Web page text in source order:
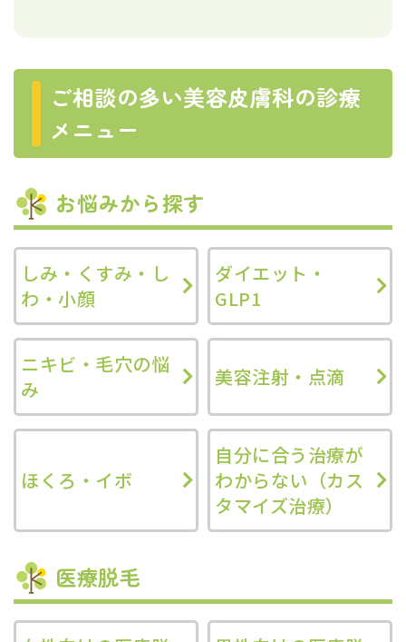
ご相談の多い美容皮膚科の診療
メニュー
お悩みから探す
しみ・くすみ・し
わ・小顔
ダイエット・
GLP1
ニキビ・毛穴の悩
み
美容注射・点滴
ほくろ・イボ
自分に合う治療が
わからない（カス
タマイズ治療）
医療脱毛